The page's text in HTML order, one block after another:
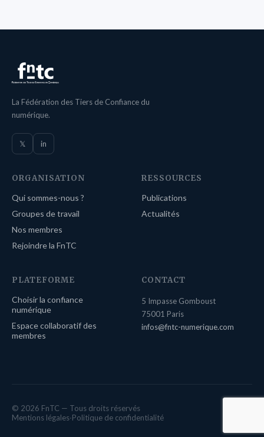
La Fédération des Tiers de Confiance du
numérique.
𝕏 in
ORGANISATION
Qui sommes-nous ?
Groupes de travail
Nos membres
Rejoindre la FnTC
RESSOURCES
Publications
Actualités
PLATEFORME
Choisir la confiance
numérique
Espace collaboratif des
membres
CONTACT
5 Impasse Gomboust
75001 Paris
infos@fntc-numerique.com
© 2026 FnTC — Tous droits réservés
Mentions légales·Politique de confidentialité